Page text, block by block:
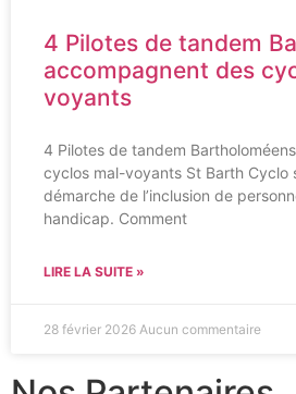
4 Pilotes de tandem
accompagnent des
voyants
4 Pilotes de tandem
cyclos mal-voyants St Barth Cyclo
démarche de l’inclusion de
handicap. Comment
LIRE LA SUITE »
28 février 2026 Aucun commentaire